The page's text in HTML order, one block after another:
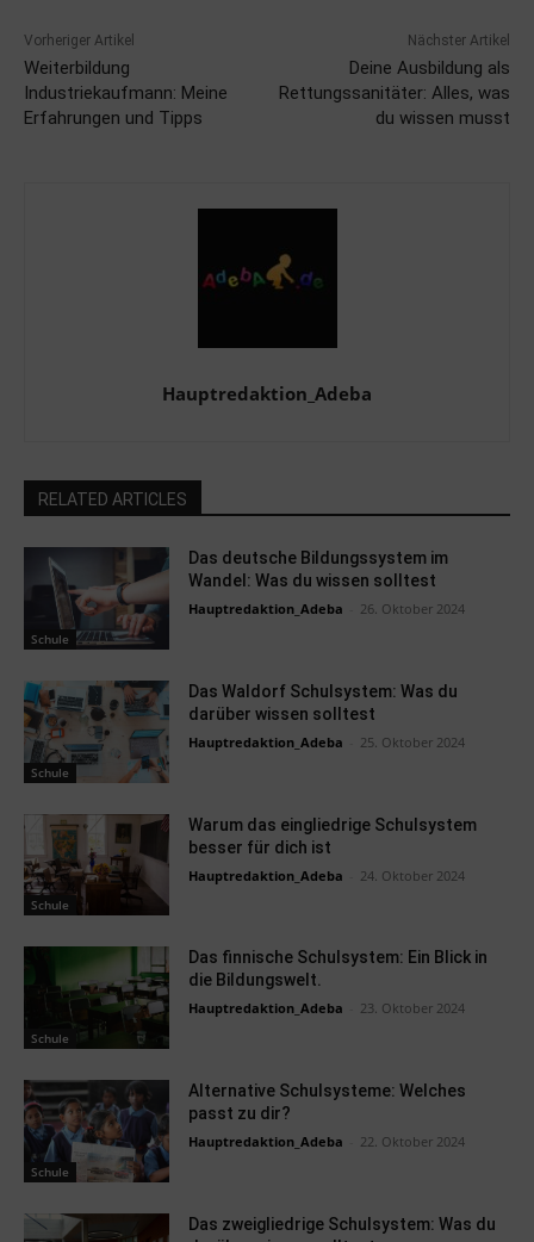
Vorheriger Artikel
Weiterbildung
Industriekaufmann: Meine
Erfahrungen und Tipps
Nächster Artikel
Deine Ausbildung als
Rettungssanitäter: Alles, was
du wissen musst
Hauptredaktion_Adeba
RELATED ARTICLES
Schule
Das deutsche Bildungssystem im
Wandel: Was du wissen solltest
Hauptredaktion_Adeba 26. Oktober 2024
Schule
Das Waldorf Schulsystem: Was du
darüber wissen solltest
Hauptredaktion_Adeba 25. Oktober 2024
Schule
Warum das eingliedrige Schulsystem
besser für dich ist
Hauptredaktion_Adeba 24. Oktober 2024
Schule
Das finnische Schulsystem: Ein Blick in
die Bildungswelt.
Hauptredaktion_Adeba 23. Oktober 2024
Schule
Alternative Schulsysteme: Welches
passt zu dir?
Hauptredaktion_Adeba 22. Oktober 2024
Das zweigliedrige Schulsystem: Was du